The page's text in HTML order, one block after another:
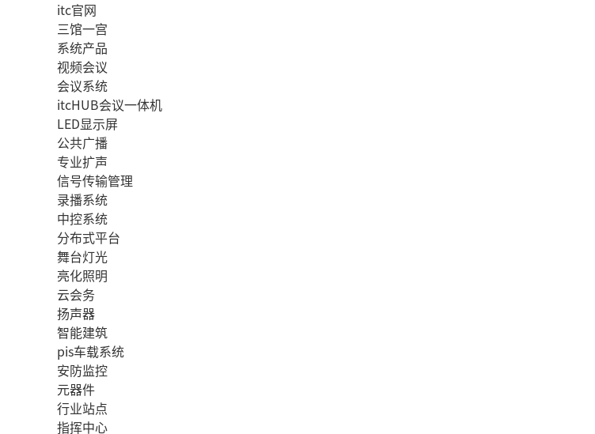
itc官网
三馆一宫
系统产品
视频会议
会议系统
itcHUB会议一体机
LED显示屏
公共广播
专业扩声
信号传输管理
录播系统
中控系统
分布式平台
舞台灯光
亮化照明
云会务
扬声器
智能建筑
pis车载系统
安防监控
元器件
行业站点
指挥中心